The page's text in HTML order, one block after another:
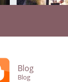
Blog
Blog